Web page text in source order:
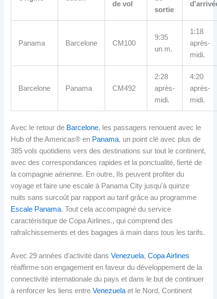
de vol
sortie
Panama Barcelone CM100
9:35
un m.
1:18
après-
midi.
Barcelone Panama CM492
2:28
après-
midi.
4:20
après-
midi.
Avec le retour de Barcelone, les passagers renouent avec le
Hub of the Americas® en Panama, un point clé avec plus de
385 vols quotidiens vers des destinations sur tout le continent,
avec des correspondances rapides et la ponctualité, fierté de
la compagnie aérienne. En outre, Ils peuvent profiter du
voyage et faire une escale à Panama City jusqu'à quinze
nuits sans surcoût par rapport au tarif grâce au programme
Escale Panama. Tout cela accompagné du service
caractéristique de Copa Airlines., qui comprend des
rafraîchissements et des bagages à main dans tous les tarifs.
Avec 29 années d'activité dansVenezuela,Copa Airlines
réaffirme son engagement en faveur du développement de la
connectivité internationale du pays et dans le but de continuer
à renforcer les liens entreVenezuelaet le Nord, Continent